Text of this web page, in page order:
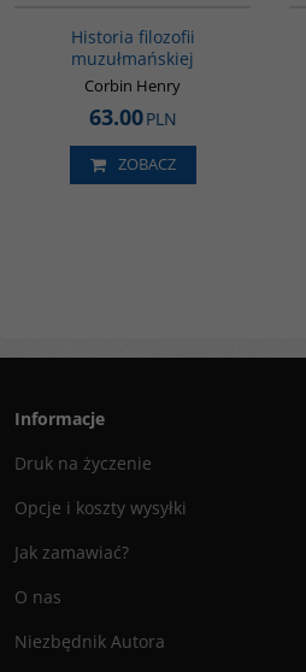
Historia filozofii
muzułmańskiej
Corbin Henry
63.00PLN
ZOBACZ
Informacje
Druk na życzenie
Opcje i koszty wysyłki
Jak zamawiać?
O nas
Niezbędnik Autora